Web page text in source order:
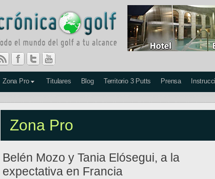
Zona Pro Titulares Blog Territorio 3 Putts Prensa
Zona Pro
Belén Mozo y Tania Elósegui, a la
expectativa en Francia